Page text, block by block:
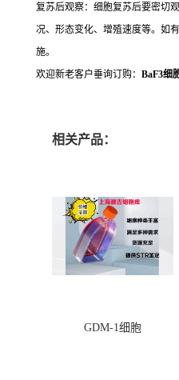
复苏后观察：细胞复苏后要密切
况、形态变化、增殖速度等。如
施。
欢迎新老客户垂询订购： BaF3细
相关产品：
GDM-1细胞